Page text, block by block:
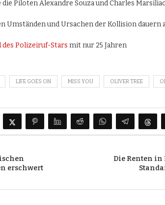
Piloten Alexandre Souza und Charles
Umständen und Ursachen der Kollision dauern
des Polizeiruf-Stars mit nur 25 Jahren
LIFE GOES ON MISS YOU OLIVER TREE
erschwert
Die Renten in